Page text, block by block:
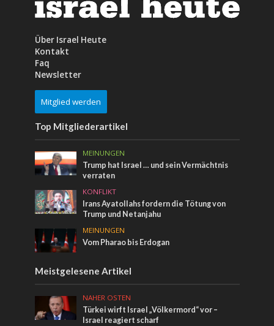
Über Israel Heute
Kontakt
Faq
Newsletter
Mitglied werden
Top Mitgliederartikel
MEINUNGEN
Trump hat Israel … und sein Vermächtnis
verraten
KONFLIKT
Irans Ayatollahs fordern die Tötung von
Trump und Netanjahu
MEINUNGEN
Vom Pharao bis Erdogan
Meistgelesene Artikel
NAHER OSTEN
Türkei wirft Israel „Völkermord“ vor –
Israel reagiert scharf